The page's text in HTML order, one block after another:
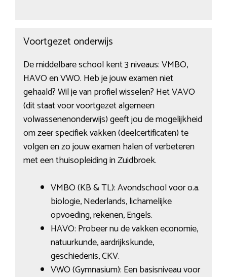
Voortgezet onderwijs
De middelbare school kent 3 niveaus: VMBO,
HAVO en VWO. Heb je jouw examen niet
gehaald? Wil je van profiel wisselen? Het VAVO
(dit staat voor voortgezet algemeen
volwassenenonderwijs) geeft jou de mogelijkheid
om zeer specifiek vakken (deelcertificaten) te
volgen en zo jouw examen halen of verbeteren
met een thuisopleiding in Zuidbroek.
VMBO (KB & TL): Avondschool voor o.a.
biologie, Nederlands, lichamelijke
opvoeding, rekenen, Engels.
HAVO: Probeer nu de vakken economie,
natuurkunde, aardrijkskunde,
geschiedenis, CKV.
VWO (Gymnasium): Een basisniveau voor